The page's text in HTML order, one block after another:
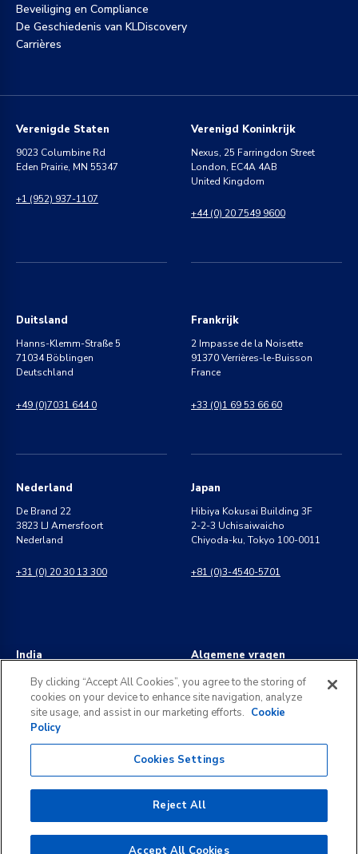
Beveiliging en Compliance
De Geschiedenis van KLDiscovery
Carrières
Verenigde Staten
9023 Columbine Rd
Eden Prairie, MN 55347
+1 (952) 937-1107
Verenigd Koninkrijk
Nexus, 25 Farringdon Street
London, EC4A 4AB
United Kingdom
+44 (0) 20 7549 9600
Duitsland
Hanns-Klemm-Straße 5
71034 Böblingen
Deutschland
+49 (0)7031 644 0
Frankrijk
2 Impasse de la Noisette
91370 Verrières-le-Buisson
France
+33 (0)1 69 53 66 60
Nederland
De Brand 22
3823 LJ Amersfoort
Nederland
+31 (0) 20 30 13 300
Japan
Hibiya Kokusai Building 3F
2-2-3 Uchisaiwaicho
Chiyoda-ku, Tokyo 100-0011
+81 (0)3-4540-5701
India
8 Perungudi Industrial Estate
Perungudi, Chennai
600 096, India
Algemene vragen
info@kldiscovery.com
+1 (888) 811-3789
©2026KLDiscovery. All rights reserved.
Juridische KennisgevingenPrivacybeleidFormulier Verzoek Tot Inzage
By clicking “Accept All Cookies”, you agree to the storing of
cookies on your device to enhance site navigation, analyze
site usage, and assist in our marketing efforts. Cookie
Policy
Cookies Settings
Reject All
Accept All Cookies